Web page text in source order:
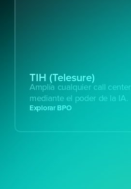
TIH (Telesure)
Amplía cualquier call center
mediante el poder de la IA.
Explorar BPO